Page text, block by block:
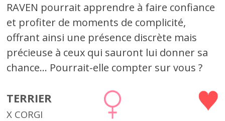
RAVEN pourrait apprendre à faire confiance
et profiter de moments de complicité,
offrant ainsi une présence discrète mais
précieuse à ceux qui sauront lui donner sa
chance... Pourrait-elle compter sur vous ?
TERRIER
X CORGI